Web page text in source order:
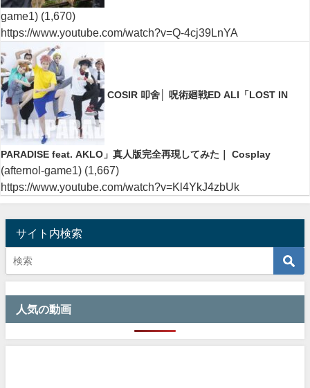
game1) (1,670)
https://www.youtube.com/watch?v=Q-4cj39LnYA
COSIR 叩舍│ 呪術廻戦ED ALI「LOST IN
PARADISE feat. AKLO」真人版完全再現してみた｜ Cosplay
(afternol-game1) (1,667)
https://www.youtube.com/watch?v=Kl4YkJ4zbUk
サイト内検索
人気の動画